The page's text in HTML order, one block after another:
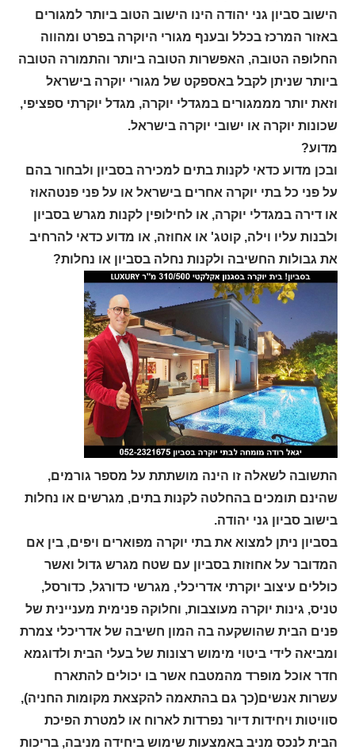
הישוב סביון גני יהודה הינו הישוב הטוב ביותר למגורים
באזור המרכז בכלל ובענף מגורי היוקרה בפרט ומהווה
החלופה הטובה, האפשרות הטובה ביותר והתמורה הטובה
ביותר שניתן לקבל באספקט של מגורי יוקרה בישראל
וזאת יותר מממגורים במגדלי יוקרה, מגדל יוקרתי ספציפי,
שכונות יוקרה או ישובי יוקרה בישראל.
מדוע?
ובכן מדוע כדאי לקנות בתים למכירה בסביון ולבחור בהם
על פני כל בתי יוקרה אחרים בישראל או על פני פנטהאוז
או דירה במגדלי יוקרה, או לחילופין לקנות מגרש בסביון
ולבנות עליו וילה, קוטג' או אחוזה, או מדוע כדאי להרחיב
את גבולות החשיבה ולקנות נחלה בסביון או נחלות?
התשובה לשאלה זו הינה מושתתת על מספר גורמים,
שהינם תומכים בהחלטה לקנות בתים, מגרשים או נחלות
בישוב סביון גני יהודה.
בסביון ניתן למצוא את בתי יוקרה מפוארים ויפים, בין אם
המדובר על אחוזות בסביון עם שטח מגרש גדול ואשר
כוללים עיצוב יוקרתי אדריכלי, מגרשי כדורגל, כדורסל,
טניס, גינות יוקרה מעוצבות, וחלוקה פנימית מעניינית של
פנים הבית שהושקעה בה המון חשיבה של אדריכלי צמרת
ומביאה לידי ביטוי מימוש רצונות של בעלי הבית ולדוגמא
חדר אוכל מופרד מהמטבח אשר בו יכולים להתארח
עשרות אנשים(כך גם בהתאמה להקצאת מקומות החניה),
סוויטות ויחידות דיור נפרדות לארוח או למטרת הפיכת
הבית לנכס מניב באמצעות שימוש ביחידה מניבה, בריכות